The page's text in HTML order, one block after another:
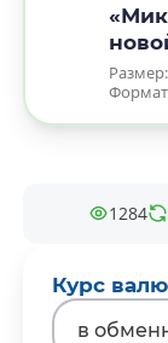
1284
Курс
в